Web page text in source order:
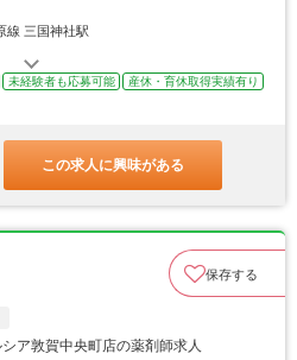
線 三国神社駅
未経験者も応募可能
産休・育休取得実績有り
この求人に興味がある
保存する
ア敦賀中央町店の薬剤師求人